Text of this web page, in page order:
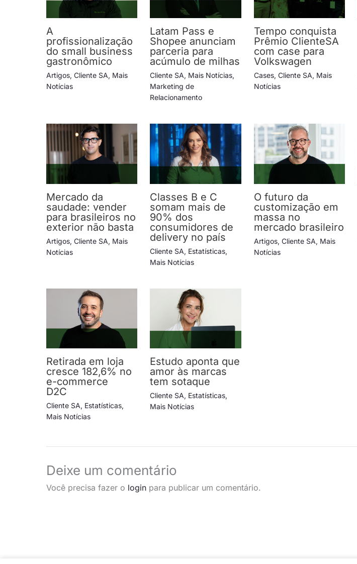
A
profissionalização
do small business
gastronômico
Artigos, Cliente SA, Mais
Notícias
Latam Pass e
Shopee anunciam
parceria para
acúmulo de milhas
Cliente SA, Mais Notícias,
Marketing de
Relacionamento
Tempo conquista
Prêmio ClienteSA
com case para
Volkswagen
Cases, Cliente SA, Mais
Notícias
Mercado da
saudade: vender
para brasileiros no
exterior não basta
Artigos, Cliente SA, Mais
Notícias
Classes B e C
somam mais de
90% dos
consumidores de
delivery no país
Cliente SA, Estatísticas,
Mais Notícias
O futuro da
customização em
massa no
mercado brasileiro
Artigos, Cliente SA, Mais
Notícias
Retirada em loja
cresce 182,6% no
e-commerce
D2C
Cliente SA, Estatísticas,
Mais Notícias
Estudo aponta que
amor às marcas
tem sotaque
Cliente SA, Estatísticas,
Mais Notícias
Deixe um comentário
Você precisa fazer o login para publicar um comentário.